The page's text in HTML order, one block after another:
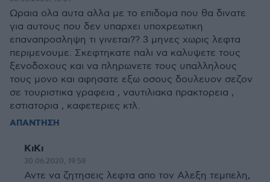
Ωραια ολα αυτα αλλα με το επιδομα που θα δινατε
για αυτους που δεν υπαρχει υποχρεωτικη
επαναπροσληψη τι γινεται?? 3 μηνες χωρις λεφτα
περιμενουμε. Σκεφτηκατε παλι να καλυψετε τους
ξενοδοχους και να πληρωνετε τους υπαλληλους
τους μονο και αφησατε εξω οσους δουλευον σεζον
σε τουριστικα γραφεια , ναυτιλιακα πρακτορεια ,
εστιατορια , καφετεριες κτλ.
ΑΠΑΝΤΗΣΗ
ΚιΚι
30.06.2020, 19:58
Αντε να ζητησεις λεφτα απο τον Αλεξη τεμπελη,